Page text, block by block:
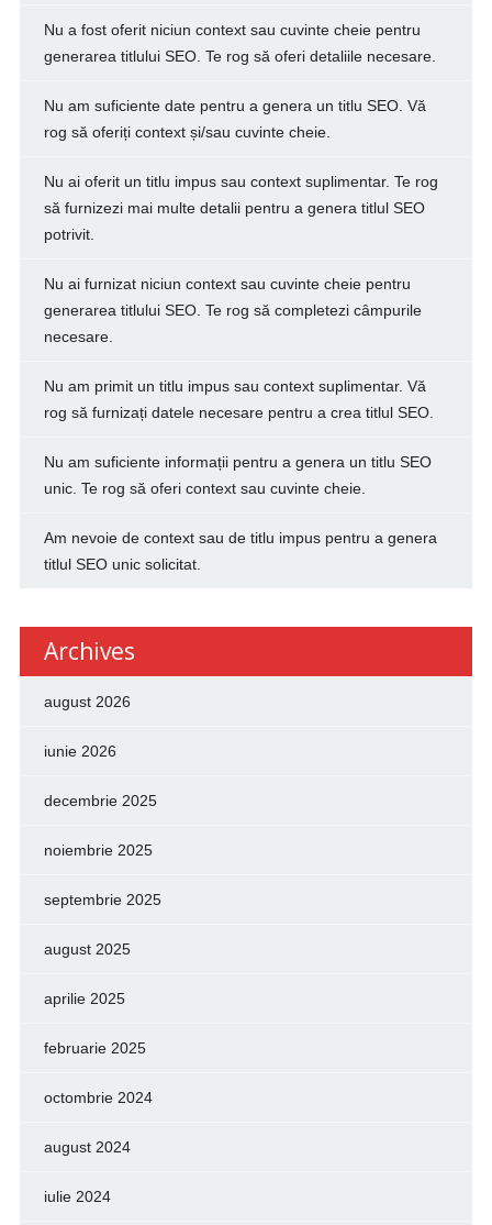
Nu a fost oferit niciun context sau cuvinte cheie pentru
generarea titlului SEO. Te rog să oferi detaliile necesare.
Nu am suficiente date pentru a genera un titlu SEO. Vă
rog să oferiți context și/sau cuvinte cheie.
Nu ai oferit un titlu impus sau context suplimentar. Te rog
să furnizezi mai multe detalii pentru a genera titlul SEO
potrivit.
Nu ai furnizat niciun context sau cuvinte cheie pentru
generarea titlului SEO. Te rog să completezi câmpurile
necesare.
Nu am primit un titlu impus sau context suplimentar. Vă
rog să furnizați datele necesare pentru a crea titlul SEO.
Nu am suficiente informații pentru a genera un titlu SEO
unic. Te rog să oferi context sau cuvinte cheie.
Am nevoie de context sau de titlu impus pentru a genera
titlul SEO unic solicitat.
Archives
august 2026
iunie 2026
decembrie 2025
noiembrie 2025
septembrie 2025
august 2025
aprilie 2025
februarie 2025
octombrie 2024
august 2024
iulie 2024